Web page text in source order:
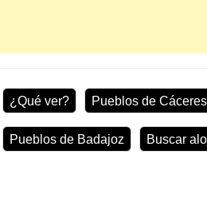
¿Qué ver? Pueblos de Cáceres
Pueblos de Badajoz Buscar